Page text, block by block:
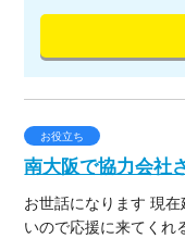
お役立ち
南大阪で協力会社
お世話になります 現
いので応援に来てくれ